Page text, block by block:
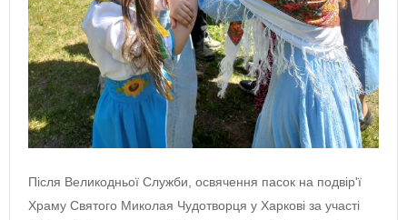
Після Великодньої Служби, освячення пасок на подвір'ї
Храму Святого Миколая Чудотворця у Харкові за участі